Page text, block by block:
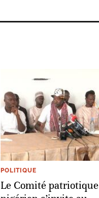
POLITIQUE
Le Comité patriotique